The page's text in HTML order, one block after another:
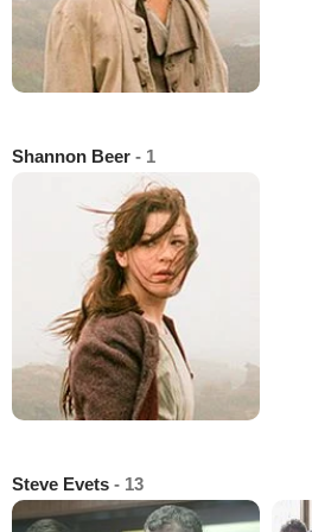
Shannon Beer - 1
Steve Evets - 13